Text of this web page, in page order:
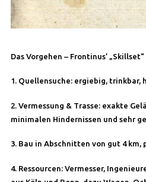
Das Vorgehen – Frontinus’ „Skillset“
1. Quellensuche: ergiebig, trinkbar,
2. Vermessung & Trasse: exakte
minimalen Hindernissen und sehr
3. Bau in Abschnitten von gut 4
4. Ressourcen: Vermesser,